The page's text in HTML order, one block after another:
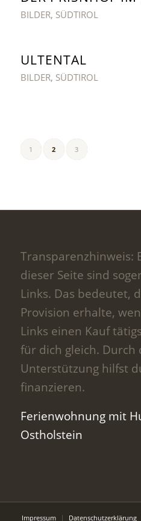
BILDER, SÜDTIROL
ULTENTAL
BILDER, SÜDTIROL
1 2 3
Transparenzhinweis:
dieser Seite sind
Links. Das bedeutet,
Provision erhalte,
Links einen Kauf
für dich gleich. Durch
Unterstützung hilfst
finanzieren.
Ferienwohnung mit
Ostholstein
Impressum Datenschutzerklärung